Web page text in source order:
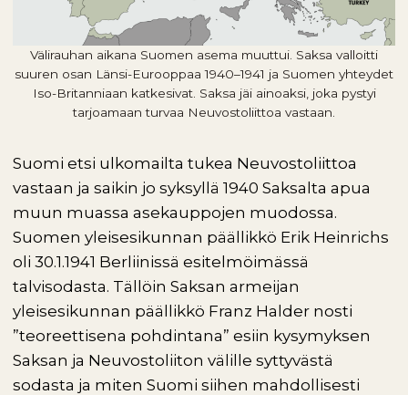
Välirauhan aikana Suomen asema muuttui. Saksa valloitti
suuren osan Länsi-Eurooppaa 1940–1941 ja Suomen yhteydet
Iso-Britanniaan katkesivat. Saksa jäi ainoaksi, joka pystyi
tarjoamaan turvaa Neuvostoliittoa vastaan.
Suomi etsi ulkomailta tukea Neuvostoliittoa
vastaan ja saikin jo syksyllä 1940 Saksalta apua
muun muassa asekauppojen muodossa.
Suomen yleisesikunnan päällikkö Erik Heinrichs
oli 30.1.1941 Berliinissä esitelmöimässä
talvisodasta. Tällöin Saksan armeijan
yleisesikunnan päällikkö Franz Halder nosti
”teoreettisena pohdintana” esiin kysymyksen
Saksan ja Neuvostoliiton välille syttyvästä
sodasta ja miten Suomi siihen mahdollisesti